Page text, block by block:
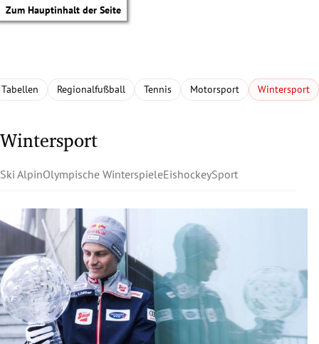
Zum Hauptinhalt der Seite
Untermenü
Untermenü
Tabellen Regionalfußball Tennis Motorsport Wintersport
Wintersport
Ski AlpinOlympische WinterspieleEishockeySport